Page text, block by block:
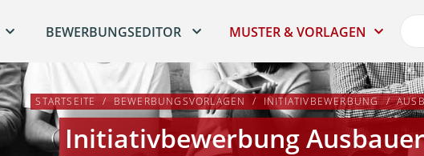
BEWERBUNGSEDITOR MUSTER & VORLAGEN
STARTSEITE BEWERBUNGSVORLAGEN INITIATIVBEWERBUNG
Initiativbewerbung Ausbauer